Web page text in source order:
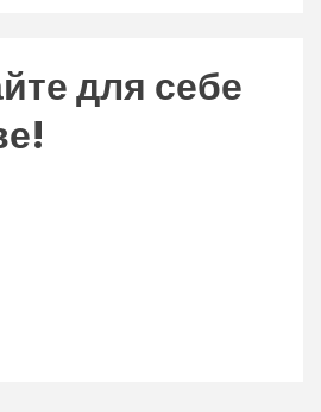
для себе